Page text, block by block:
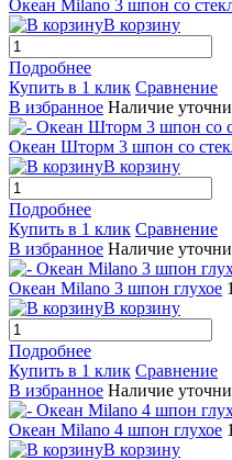
Океан Milano 3 шпон со
В корзину
Подробнее
Купить в 1 клик Сравнение
В избранное Наличие
Океан Шторм 3 шпон со
В корзину
Подробнее
Купить в 1 клик Сравнение
В избранное Наличие
Океан Milano 3 шпон глухое
В корзину
Подробнее
Купить в 1 клик Сравнение
В избранное Наличие
Океан Milano 4 шпон глухое
В корзину